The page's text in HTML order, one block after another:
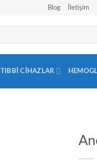
Blog İletişim
TIBBI CIHAZLAR